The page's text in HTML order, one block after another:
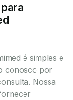
é simples e
conosco por
Nossa